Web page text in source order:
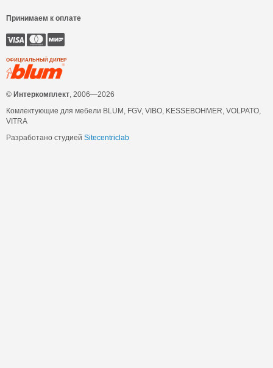
Принимаем к оплате
ОФИЦИАЛЬНЫЙ ДИЛЕР
© Интеркомплект , 2006—2026
Комлектующие для мебели BLUM, FGV, VIBO, KESSEBOHMER, VOLPATO,
VITRA
Разработано студией Sitecentriclab